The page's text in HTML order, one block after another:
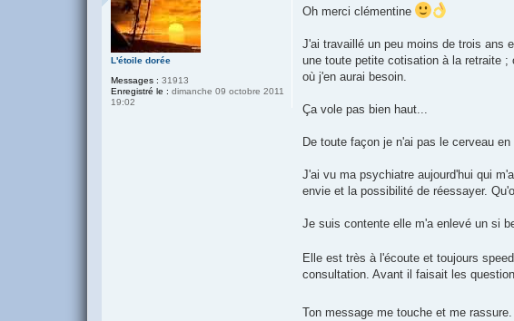
L'étoile dorée
Messages : 31913
Enregistré le : dimanche 09 octobre 2011
19:02
s
s
g
e
Oh merci clémentine
J'ai travaillé un peu moins de trois ans
une toute petite cotisation à la retraite
où j'en aurai besoin.
Ça vole pas bien haut...
De toute façon je n'ai pas le cerveau
J'ai vu ma psychiatre aujourd'hui qui
envie et la possibilité de réessayer.
Je suis contente elle m'a enlevé un si
Elle est très à l'écoute et toujours
consultation. Avant il faisait les
Ton message me touche et me